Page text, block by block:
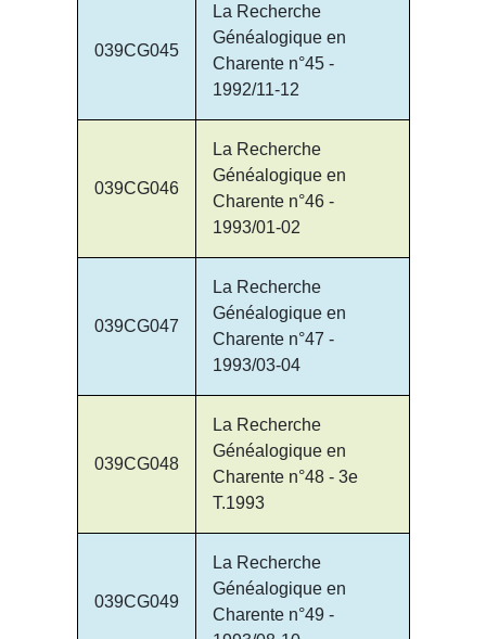
039CG045
La Recherche
Généalogique en
Charente n°45 -
1992/11-12
039CG046
La Recherche
Généalogique en
Charente n°46 -
1993/01-02
039CG047
La Recherche
Généalogique en
Charente n°47 -
1993/03-04
039CG048
La Recherche
Généalogique en
Charente n°48 - 3e
T.1993
039CG049
La Recherche
Généalogique en
Charente n°49 -